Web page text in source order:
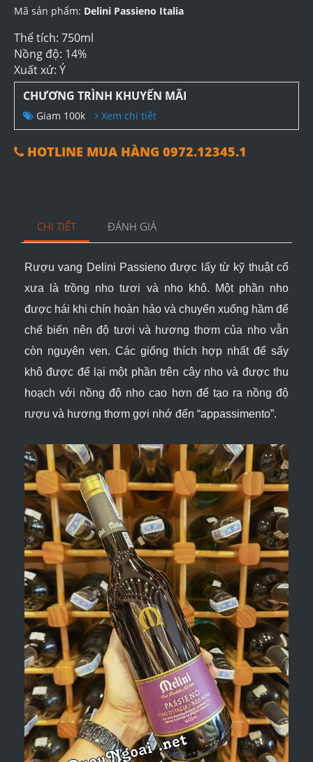
Mã sản phẩm: Delini Passieno Italia
Thể tích: 750ml
Nồng độ: 14%
Xuất xứ: Ý
CHƯƠNG TRÌNH KHUYẾN MÃI
Giam 100k Xem chi tiết
HOTLINE MUA HÀNG 0972.12345.1
CHI TIẾT ĐÁNH GIÁ
Rượu vang Delini Passieno được lấy từ kỹ thuật cổ
xưa là trồng nho tươi và nho khô. Một phần nho
được hái khi chín hoàn hảo và chuyển xuống hầm để
chế biến nên độ tươi và hương thơm của nho vẫn
còn nguyên vẹn. Các giống thích hợp nhất để sấy
khô được để lại một phần trên cây nho và được thu
hoạch với nồng độ nho cao hơn để tạo ra nồng độ
rượu và hương thơm gợi nhớ đến “appassimento”.